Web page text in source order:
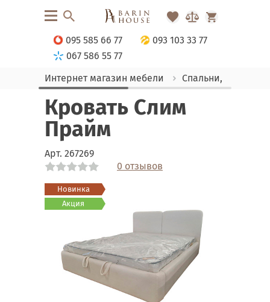
095 585 66 77
093 103 33 77
067 586 55 77
Интернет магазин мебели
Спальни, Кровати
Кровать Слим
Прайм
Арт. 267269
0 отзывов
Новинка
Акция
Link
Link